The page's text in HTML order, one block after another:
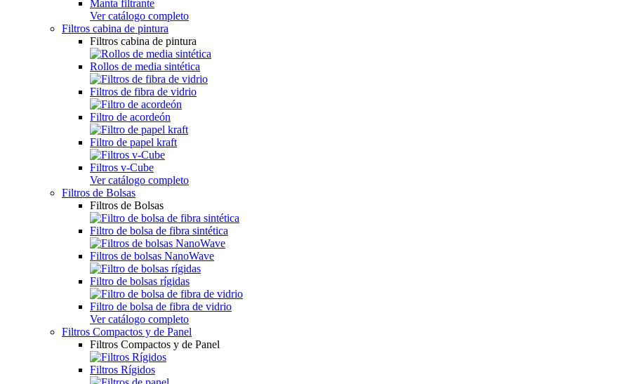
Manta filtrante
Ver catálogo completo
Filtros cabina de pintura
Filtros cabina de pintura
Rollos de media sintética
Filtros de fibra de vidrio
Filtro de acordeón
Filtro de papel kraft
Filtros v-Cube
Ver catálogo completo
Filtros de Bolsas
Filtros de Bolsas
Filtro de bolsa de fibra sintética
Filtros de bolsas NanoWave
Filtro de bolsas rígidas
Filtro de bolsa de fibra de vidrio
Ver catálogo completo
Filtros Compactos y de Panel
Filtros Compactos y de Panel
Filtros Rígidos